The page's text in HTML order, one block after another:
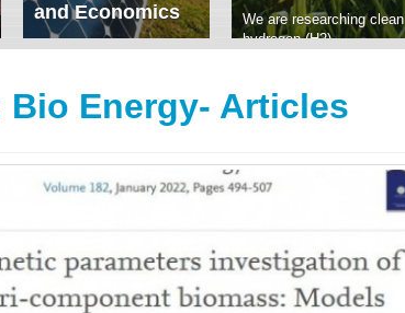
and Economics
We focus on solar
economics, and solar PV
solar collectors for …
We are researching clean
hydrogen (H2)
energy. We have also
studied carbon dioxide …
Bio Energy- Articles